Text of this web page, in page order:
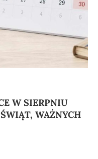
W SIERPNIU
WAŻNYCH